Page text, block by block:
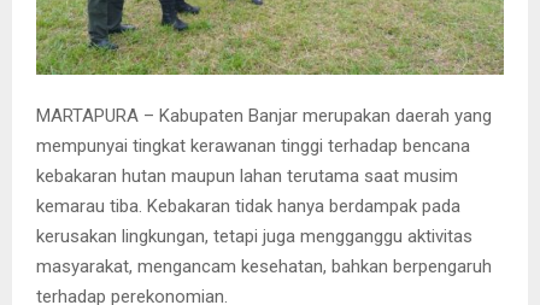
MARTAPURA – Kabupaten Banjar merupakan daerah yang
mempunyai tingkat kerawanan tinggi terhadap bencana
kebakaran hutan maupun lahan terutama saat musim
kemarau tiba. Kebakaran tidak hanya berdampak pada
kerusakan lingkungan, tetapi juga mengganggu aktivitas
masyarakat, mengancam kesehatan, bahkan berpengaruh
terhadap perekonomian.